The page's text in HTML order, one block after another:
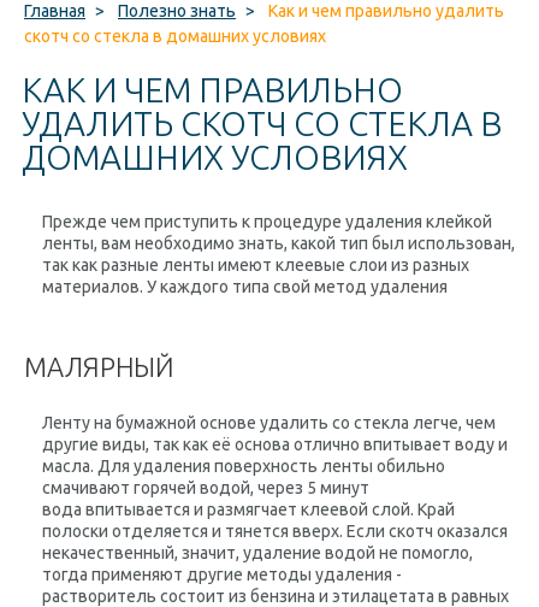
Главная > Полезно знать >
Как и чем правильно удалить
скотч со стекла в домашних условиях
КАК И ЧЕМ ПРАВИЛЬНО
УДАЛИТЬ СКОТЧ СО СТЕКЛА В
ДОМАШНИХ УСЛОВИЯХ
Прежде чем приступить к процедуре удаления клейкой
ленты, вам необходимо знать, какой тип был использован,
так как разные ленты имеют клеевые слои из разных
материалов. У каждого типа свой метод удаления
МАЛЯРНЫЙ
Ленту на бумажной основе удалить со стекла легче, чем
другие виды, так как её основа отлично впитывает воду и
масла. Для удаления поверхность ленты обильно
смачивают горячей водой, через 5 минут
вода впитывается и размягчает клеевой слой. Край
полоски отделяется и тянется вверх. Если скотч оказался
некачественный, значит, удаление водой не помогло,
тогда применяют другие методы удаления -
растворитель состоит из бензина и этилацетата в равных